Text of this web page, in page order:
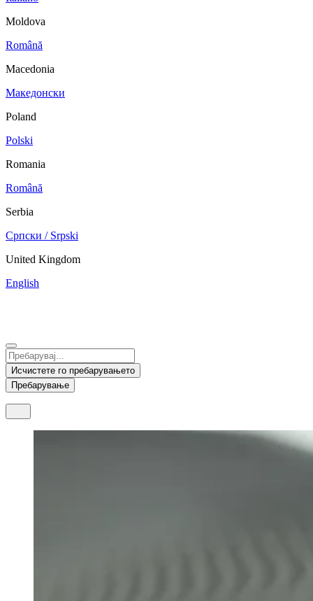
Moldova
Română
Macedonia
Македонски
Poland
Polski
Romania
Română
Serbia
Српски / Srpski
United Kingdom
English
India
English
Malaysia
English
Nicaragua
Español
United States
Исчистете го пребарувањето
Пребарување